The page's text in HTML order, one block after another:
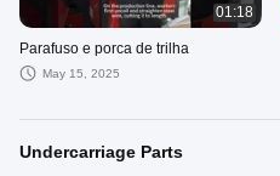
01:18
Parafuso e porca de trilha
May 15, 2025
Undercarriage Parts